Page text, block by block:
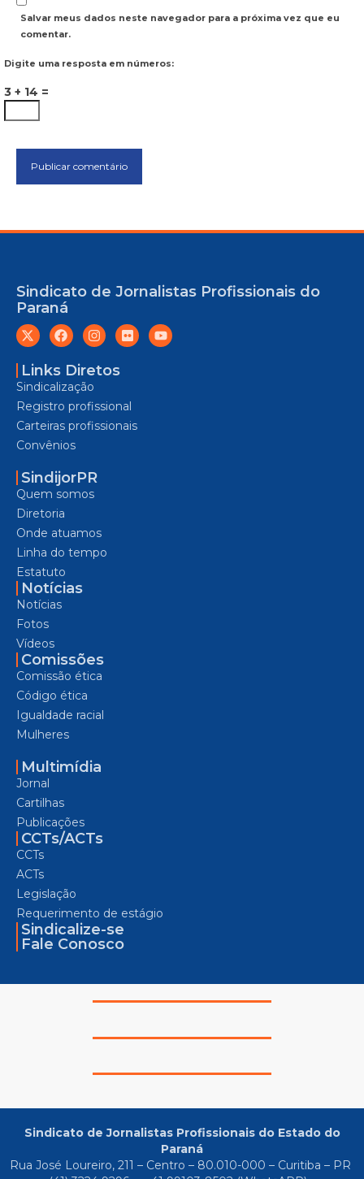
Salvar meus dados neste navegador para a próxima vez que eu
comentar.
Digite uma resposta em números:
3 + 14 =
Sindicato de Jornalistas Profissionais do
Paraná
Links Diretos
Sindicalização
Registro profissional
Carteiras profissionais
Convênios
SindijorPR
Quem somos
Diretoria
Onde atuamos
Linha do tempo
Estatuto
Notícias
Notícias
Fotos
Vídeos
Comissões
Comissão ética
Código ética
Igualdade racial
Mulheres
Multimídia
Jornal
Cartilhas
Publicações
CCTs/ACTs
CCTs
ACTs
Legislação
Requerimento de estágio
Sindicalize-se
Fale Conosco
Sindicato de Jornalistas Profissionais do Estado do
Paraná
Rua José Loureiro, 211 – Centro – 80.010-000 – Curitiba – PR